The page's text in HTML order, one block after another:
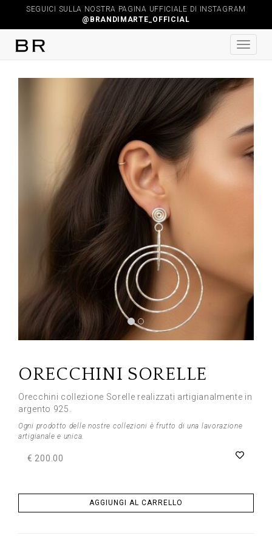
SEGUICI SULLA NOSTRA PAGINA UFFICIALE DI INSTAGRAM
@BRANDIMARTE_OFFICIAL
ORECCHINI SORELLE
Orecchini collezione Sorelle realizzati artigianalmente in
argento 925.
Ogni prodotto delle nostre collezioni è frutto di una lavorazione
artigianale e unica.
€ 200.00
AGGIUNGI AL CARRELLO